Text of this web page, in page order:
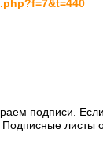
подписи.
листы